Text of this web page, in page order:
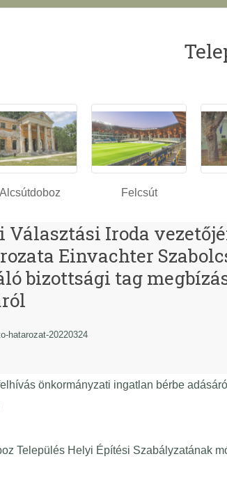
Alcsútdoboz Felcsút
Iroda
Einvachter
bizottsági tag
hatarozat-20220324
önkormányzati ingatlan bérbe
Település Helyi Építési Szabályzatának